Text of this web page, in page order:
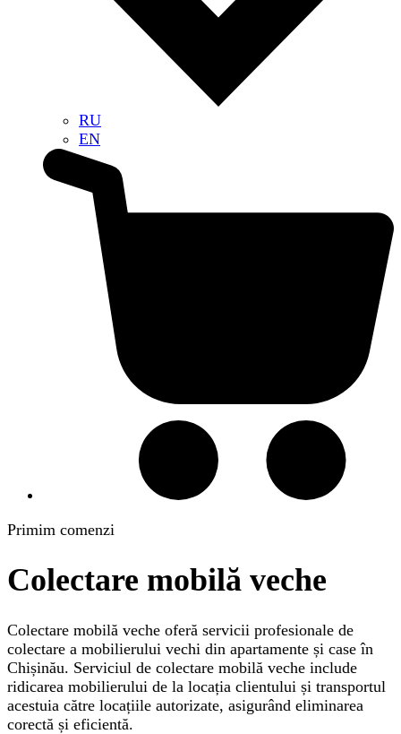
RU
EN
Primim comenzi
Colectare mobilă veche
Colectare mobilă veche oferă servicii profesionale de
colectare a mobilierului vechi din apartamente și case în
Chișinău. Serviciul de colectare mobilă veche include
ridicarea mobilierului de la locația clientului și transportul
acestuia către locațiile autorizate, asigurând eliminarea
corectă și eficientă.